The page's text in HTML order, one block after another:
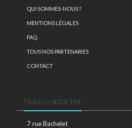
QUI SOMMES-NOUS ?
MENTIONS LÉGALES
FAQ
TOUS NOS PARTENAIRES
CONTACT
Nous contacter
7 rue Bachelet